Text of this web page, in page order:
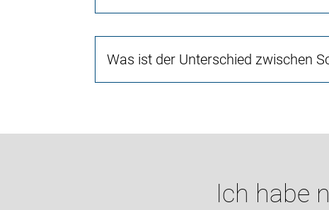
Was ist der Unterschied zwischen
Ich habe